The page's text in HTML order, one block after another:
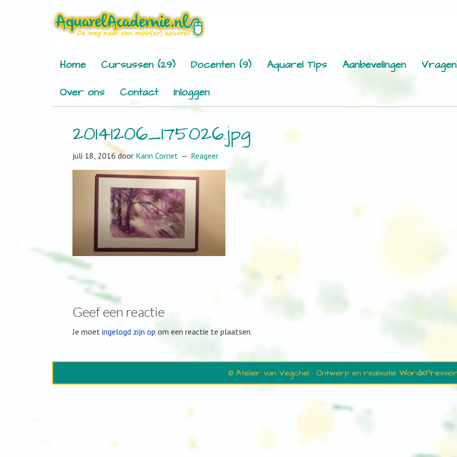
Home Cursussen (29) Docenten (9) Aquarel Tips Aanbevelingen
Over ons
Contact Inloggen
20141206_175026.jpg
juli 18, 2016door Karin Cornet Reageer
Geef een reactie
Je moet ingelogd zijn op om een reactie te plaatsen.
© Atelier van Vegchel · Ontwerp en realisatie WordXPression